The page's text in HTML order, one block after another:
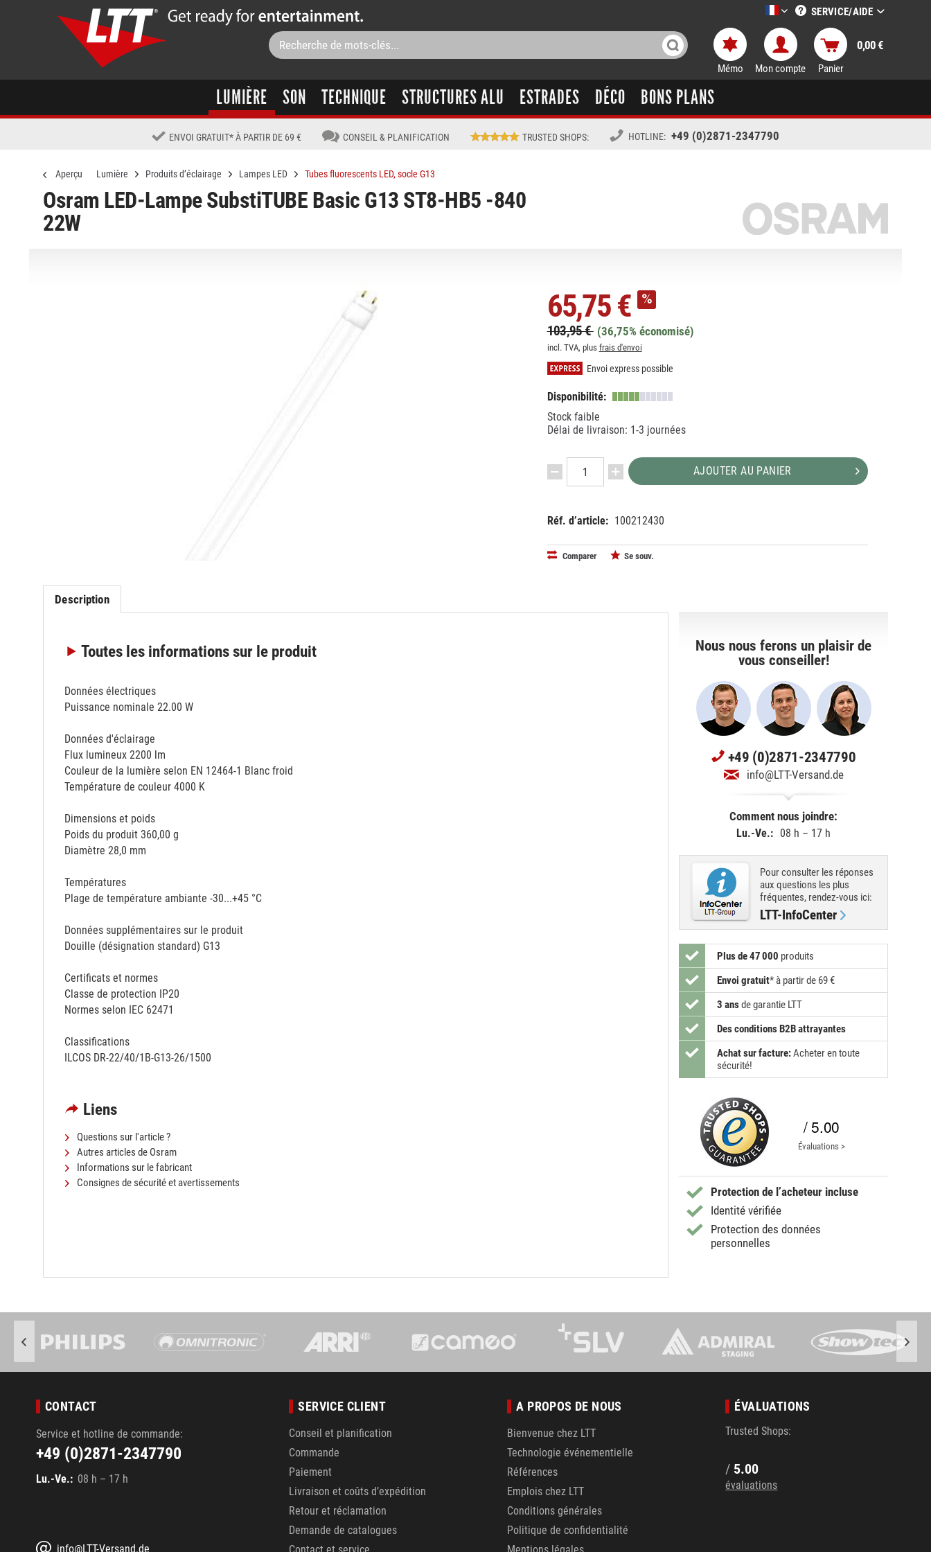
LTT-Versand französisch
SERVICE/AIDE
Mémo Mon compte Panier
0,00 €
LUMIÈRE SON TECHNIQUE STRUCTURES ALU ESTRADES DÉCO BONS PLANS
ENVOI GRATUIT* À PARTIR DE 69 € CONSEIL & PLANIFICATION TRUSTED SHOPS: HOTLINE: +49 (0)2871-2347790
Aperçu Lumière Produits d’éclairage Lampes LED Tubes fluorescents LED, socle G13
Osram LED-Lampe SubstiTUBE Basic G13 ST8-HB5 -840
22W
65,75 €
103,95 € (36,75% économisé)
incl. TVA, plus frais d'envoi
Envoi express possible
Disponibilité:
Stock faible
Délai de livraison: 1-3 journées
AJOUTER AU PANIER
Réf. d’article: 100212430
Comparer Se souv.
Description
Toutes les informationssur le produit
Données électriques
Puissance nominale 22.00 W
Données d'éclairage
Flux lumineux 2200 lm
Couleur de la lumière selon EN 12464-1 Blanc froid
Température de couleur 4000 K
Dimensions et poids
Poids du produit 360,00 g
Diamètre 28,0 mm
Températures
Plage de température ambiante -30...+45 °C
Données supplémentaires sur le produit
Douille (désignation standard) G13
Certificats et normes
Classe de protection IP20
Normes selon IEC 62471
Classifications
ILCOS DR-22/40/1B-G13-26/1500
Liens
Questions sur l'article ?
Autres articles de Osram
Informations sur le fabricant
Consignes de sécurité et avertissements
Nous nous ferons un plaisir de
vous conseiller!
+49 (0)2871-2347790
info@LTT-Versand.de
Comment nous joindre:
Lu.-Ve.: 08 h – 17 h
Pour consulter les réponses
aux questions les plus
fréquentes, rendez-vous ici:
LTT-InfoCenter
Plus de 47 000 produits
Envoi gratuit* à partir de 69 €
3 ansde garantie LTT
Des conditions B2B attrayantes
Achat sur facture:Acheter en toute
sécurité!
/ 5.00
Évaluations >
Protection de l’acheteur incluse
Identité vérifiée
Protection des données
personnelles
CONTACT
Service et hotline de commande:
+49 (0)2871-2347790
Lu.-Ve.: 08 h – 17 h
info@LTT-Versand.de
SERVICE CLIENT
Conseil et planification
Commande
Paiement
Livraison et coûts d’expédition
Retour et réclamation
Demande de catalogues
A PROPOS DE NOUS
Bienvenue chez LTT
Technologie événementielle
Références
Emplois chez LTT
Conditions générales
Politique de confidentialité
ÉVALUATIONS
Trusted Shops:
/ 5.00
évaluations